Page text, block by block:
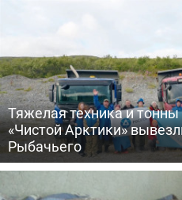
Тяжелая техника и
«Чистой Арктики»
Рыбачьего